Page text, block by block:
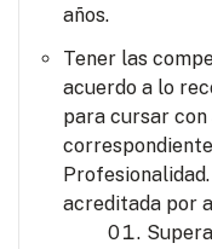
años.
Tener las
acuerdo a lo
para cursar
acreditada por